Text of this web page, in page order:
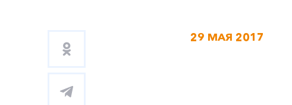
29 МАЯ 2017